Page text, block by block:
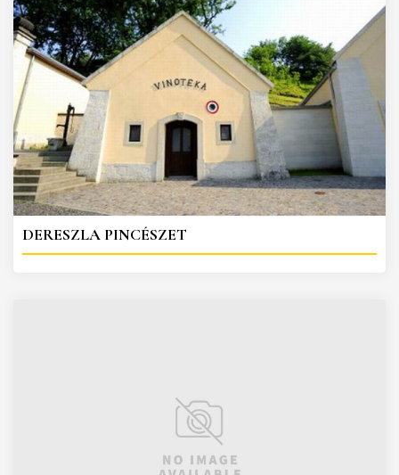
DERESZLA PINCÉSZET